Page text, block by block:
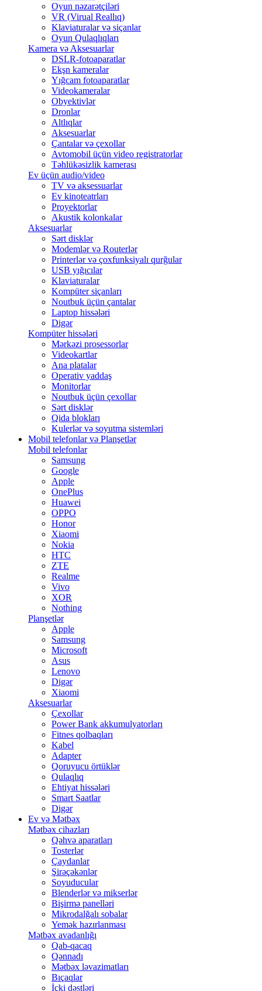
Oyun nəzarətçiləri
VR (Virual Reallıq)
Klaviaturalar və siçanlar
Oyun Qulaqlıqları
Kamera və Aksesuarlar
DSLR-fotoaparatlar
Ekşn kameralar
Yığcam fotoaparatlar
Videokameralar
Obyektivlər
Dronlar
Altlıqlar
Aksesuarlar
Çantalar və çexollar
Avtomobil üçün video registratorlar
Təhlükəsizlik kamerası
Ev üçün audio/video
TV və aksessuarlar
Ev kinoteatrları
Proyektorlar
Akustik kolonkalar
Aksesuarlar
Sərt disklər
Modemlər və Routerlər
Printerlər və çoxfunksiyalı qurğular
USB yığıcılar
Klaviaturalar
Kompüter siçanları
Noutbuk üçün çantalar
Laptop hissələri
Digər
Kompüter hissələri
Mərkəzi prosessorlar
Videokartlar
Ana platalar
Operativ yaddaş
Monitorlar
Noutbuk üçün çexollar
Sərt disklər
Qida blokları
Kulerlər və soyutma sistemləri
Mobil telefonlar və Planşetlər
Mobil telefonlar
Samsung
Google
Apple
OnePlus
Huawei
OPPO
Honor
Xiaomi
Nokia
HTC
ZTE
Realme
Vivo
XOR
Nothing
Planşetlər
Apple
Samsung
Microsoft
Asus
Lenovo
Digər
Xiaomi
Aksesuarlar
Çexollar
Power Bank akkumulyatorları
Fitnes qolbaqları
Kabel
Adapter
Qoruyucu örtüklər
Qulaqlıq
Ehtiyat hissələri
Smart Saatlar
Digər
Ev və Mətbəx
Mətbəx cihazları
Qəhvə aparatları
Tosterlər
Çaydanlar
Şirəçəkənlər
Soyuducular
Blenderlər və mikserlər
Bişirmə panelləri
Mikrodalğalı sobalar
Yemək hazırlanması
Mətbəx avadanlığı
Qab-qacaq
Qənnadı
Mətbəx ləvazimatları
Bıçaqlar
İçki dəstləri